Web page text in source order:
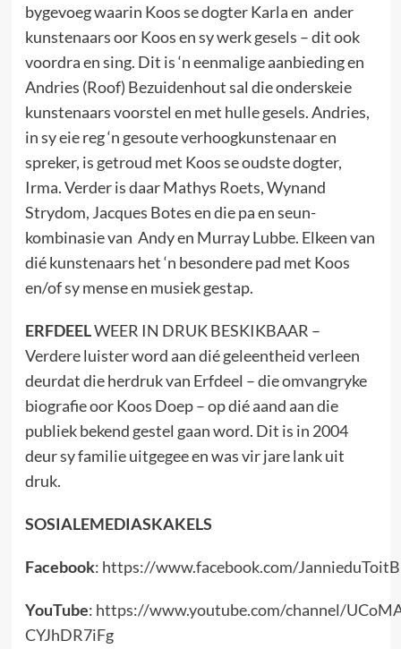
bygevoeg waarin Koos se dogter Karla en ander
kunstenaars oor Koos en sy werk gesels – dit ook
voordra en sing. Dit is ‘n eenmalige aanbieding en
Andries (Roof) Bezuidenhout sal die onderskeie
kunstenaars voorstel en met hulle gesels. Andries,
in sy eie reg ‘n gesoute verhoogkunstenaar en
spreker, is getroud met Koos se oudste dogter,
Irma. Verder is daar Mathys Roets, Wynand
Strydom, Jacques Botes en die pa en seun-
kombinasie van Andy en Murray Lubbe. Elkeen van
dié kunstenaars het ‘n besondere pad met Koos
en/of sy mense en musiek gestap.
ERFDEELWEER IN DRUK BESKIKBAAR –
Verdere luister word aan dié geleentheid verleen
deurdat die herdruk van Erfdeel – die omvangryke
biografie oor Koos Doep – op dié aand aan die
publiek bekend gestel gaan word. Dit is in 2004
deur sy familie uitgegee en was vir jare lank uit
druk.
SOSIALEMEDIASKAKELS
Facebook: https://www.facebook.com/
YouTube: https://www.youtube.com/channel/
CYJhDR7iFg